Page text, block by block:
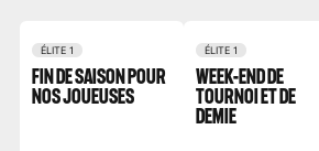
ÉLITE 1
FIN DE SAISON POUR
NOS JOUEUSES
ÉLITE 1
WEEK-END DE
TOURNOI ET DE
DEMIE